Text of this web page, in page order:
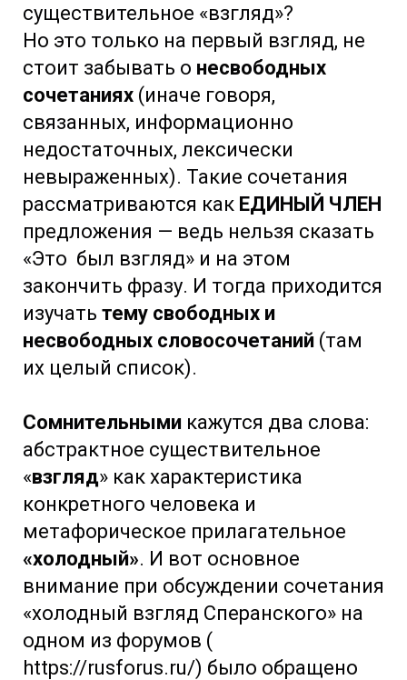
существительное «взгляд»?
Но это только на первый взгляд, не
стоит забывать о несвободных
сочетаниях (иначе говоря,
связанных, информационно
недостаточных, лексически
невыраженных). Такие сочетания
рассматриваются как ЕДИНЫЙ ЧЛЕН
предложения — ведь нельзя сказать
«Это был взгляд» и на этом
закончить фразу. И тогда приходится
изучать тему свободных и
несвободных словосочетаний (там
их целый список).
Сомнительными кажутся два слова:
абстрактное существительное
«взгляд» как характеристика
конкретного человека и
метафорическое прилагательное
«холодный». И вот основное
внимание при обсуждении сочетания
«холодный взгляд Сперанского» на
одном из форумов (
https://rusforus.ru/) было обращено